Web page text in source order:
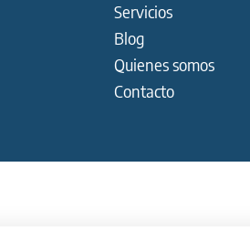
Servicios
Blog
Quienes somos
Contacto